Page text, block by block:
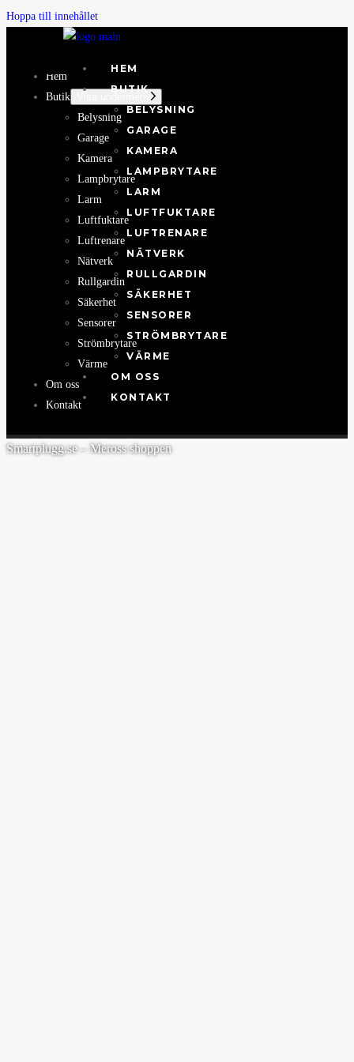
Hoppa till innehållet
HEM
BUTIK
BELYSNING
GARAGE
KAMERA
LAMPBRYTARE
LARM
LUFTFUKTARE
LUFTRENARE
NÄTVERK
RULLGARDIN
SÄKERHET
SENSORER
STRÖMBRYTARE
VÄRME
OM OSS
KONTAKT
Hem
Butik
Belysning
Garage
Kamera
Lampbrytare
Larm
Luftfuktare
Luftrenare
Nätverk
Rullgardin
Säkerhet
Sensorer
Strömbrytare
Värme
Om oss
Kontakt
Smartplugg.se – Meross shoppen